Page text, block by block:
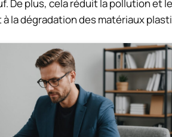
De plus, cela réduit la pollution et
la dégradation des matériaux